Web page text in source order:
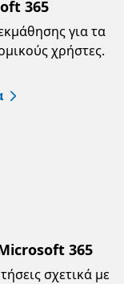
365
για τα
χρήστες.
365
σχετικά με